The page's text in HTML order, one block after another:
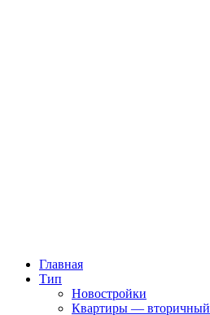
Главная
Тип
Новостройки
Квартиры — вторичный